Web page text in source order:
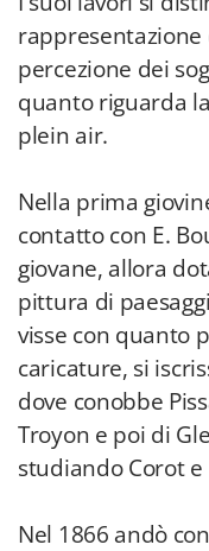
percezione dei
quanto riguarda
plein air.
Nella prima
contatto con E.
giovane, allora
pittura di
visse con quanto
caricature, si
dove conobbe
Troyon e poi di
studiando Corot
Nel 1866 andò